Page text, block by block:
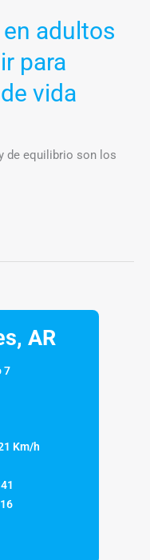
adultos
para
vida
de equilibrio son los
AR
7
Km/h